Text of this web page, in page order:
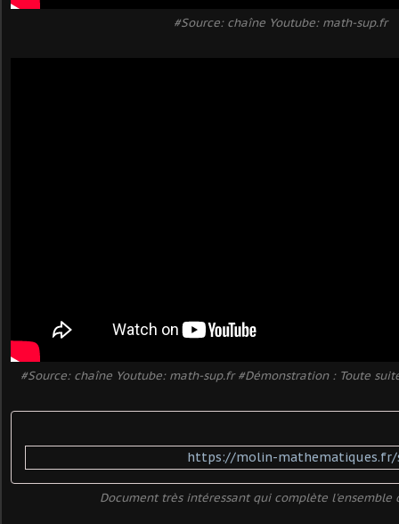
#Source: chaîne Youtube: math-sup.fr
#Source: chaîne Youtube: math-sup.fr #Démonstration : Toute
https://molin-mathematiques.fr/
Document très intéressant qui complète l'ensemble